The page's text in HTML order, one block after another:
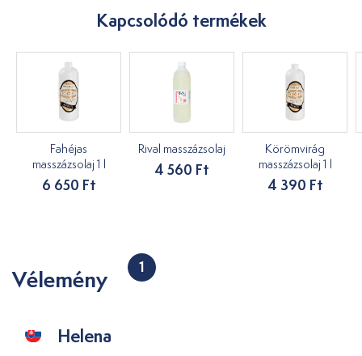
Kapcsolódó termékek
Fahéjas
masszázsolaj 1 l
6 650 Ft
Rival masszázsolaj
4 560 Ft
Körömvirág
masszázsolaj 1 l
4 390 Ft
Vélemény 1
Helena